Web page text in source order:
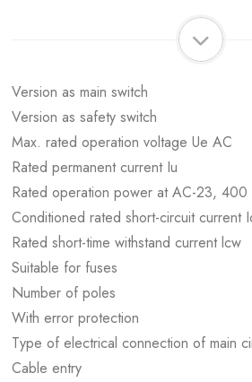
Version as main switch
Version as safety switch
Max. rated operation voltage Ue AC
Rated permanent current Iu
Rated operation power at AC-23, 400
Conditioned rated short-circuit current
Rated short-time withstand current lcw
Suitable for fuses
Number of poles
With error protection
Type of electrical connection of main
Cable entry